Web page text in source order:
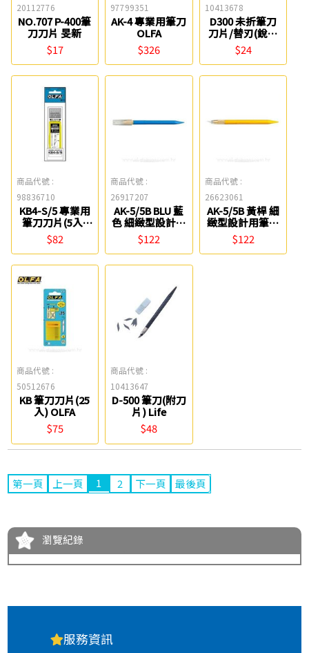
20112776
NO.707 P-400筆
刀刀片 旻新
$17
97799351
AK-4 專業用筆刀
OLFA
$326
10413678
D300 未折筆刀
刀片/替刃(銳角
30度) Really
$24
商品代號 :
98836710
KB4-S/5 專業用
筆刀刀片(5入)
OLFA
$82
商品代號 :
26917207
AK-5/5B BLU 藍
色 細緻型設計用
筆刀(原型號216)
OLFA
$122
商品代號 :
26623061
AK-5/5B 黃桿 細
緻型設計用筆刀
(原型號216)
OLFA
$122
商品代號 :
50512676
KB 筆刀刀片(25
入) OLFA
$75
商品代號 :
10413647
D-500 筆刀(附刀
片) Life
$48
第一頁 上一頁 1 2 下一頁 最後頁
瀏覽紀錄
服務資訊